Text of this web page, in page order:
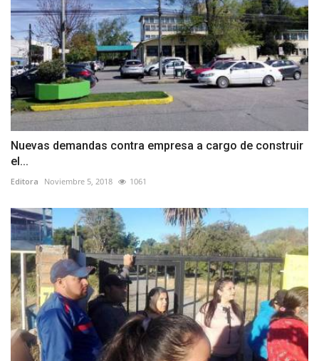
Nuevas demandas contra empresa a cargo de construir
el...
Editora Noviembre 5, 2018 1061